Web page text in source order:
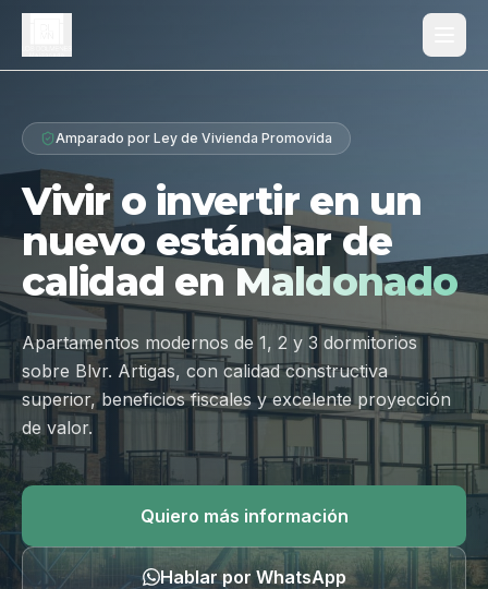
Proyecto
Diferenciales
Tipologías
Galería
Ubicación
Contacto
Hablar por WhatsApp
Amparado por Ley de Vivienda Promovida
Vivir o invertir en un
nuevo estándar de
calidad en Maldonado
Apartamentos modernos de 1, 2 y 3 dormitorios
sobre Blvr. Artigas, con calidad constructiva
superior, beneficios fiscales y excelente proyección
de valor.
Quiero más información
Hablar por WhatsApp